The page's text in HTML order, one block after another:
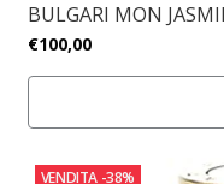
BULGARI MON
€100,00
VENDITA -38%